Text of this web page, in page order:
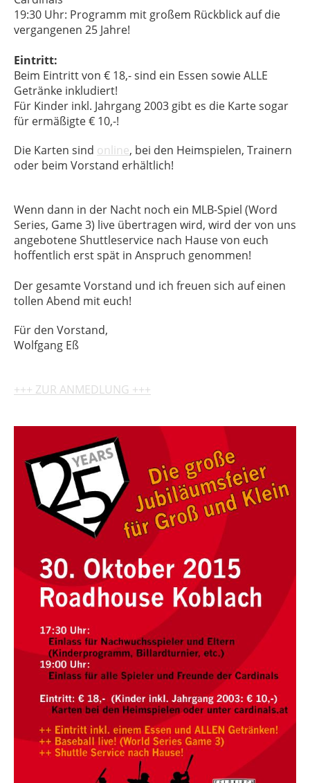
19:30 Uhr: Programm mit großem Rückblick auf die
vergangenen 25 Jahre!
Eintritt:
Beim Eintritt von € 18,- sind ein Essen sowie ALLE
Getränke inkludiert!
Für Kinder inkl. Jahrgang 2003 gibt es die Karte sogar
für ermäßigte € 10,-!
Die Karten sind online, bei den Heimspielen, Trainern
oder beim Vorstand erhältlich!
Wenn dann in der Nacht noch ein MLB-Spiel (Word
Series, Game 3) live übertragen wird, wird der von uns
angebotene Shuttleservice nach Hause von euch
hoffentlich erst spät in Anspruch genommen!
Der gesamte Vorstand und ich freuen sich auf einen
tollen Abend mit euch!
Für den Vorstand,
Wolfgang Eß
+++ ZUR ANMEDLUNG +++